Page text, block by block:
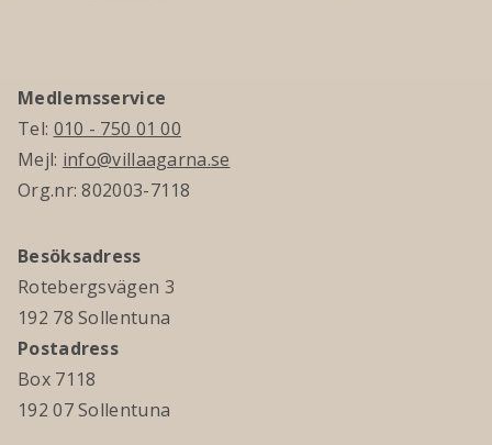
Medlemsservice
Tel: 010 - 750 01 00
Mejl: info@villaagarna.se
Org.nr: 802003-7118
Besöksadress
Rotebergsvägen 3
192 78 Sollentuna
Postadress
Box 7118
192 07 Sollentuna